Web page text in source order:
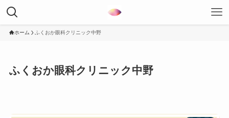
ホーム ふくおか眼科クリニック中野
ふくおか眼科クリニック中野